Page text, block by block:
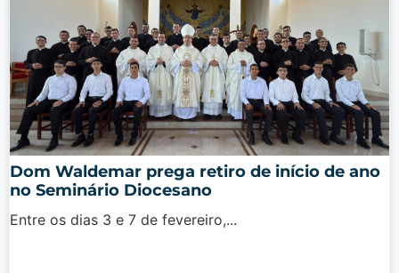
Dom Waldemar prega retiro de início de ano
no Seminário Diocesano
Entre os dias 3 e 7 de fevereiro,...